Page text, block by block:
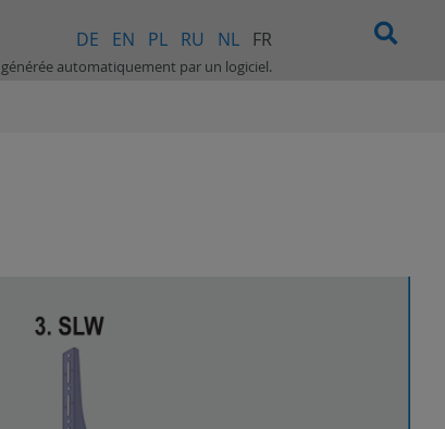
DE EN PL RU NL FR
automatiquement par un logiciel.